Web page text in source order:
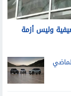
وليس أزمة